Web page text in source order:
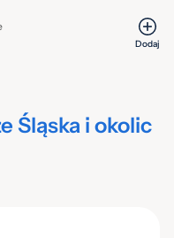
Dodaj
Śląska i okolic